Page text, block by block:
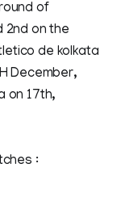
of
2nd on the
de kolkata
December,
on 17th,
: